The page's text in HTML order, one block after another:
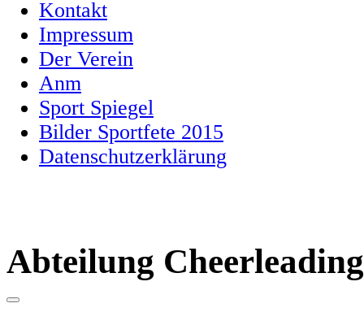
Kontakt
Impressum
Der Verein
Anm
Sport Spiegel
Bilder Sportfete 2015
Datenschutzerklärung
Abteilung Cheerleading